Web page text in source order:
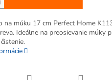
na múku 17 cm Perfect Home
Ideálne na preosievanie múky